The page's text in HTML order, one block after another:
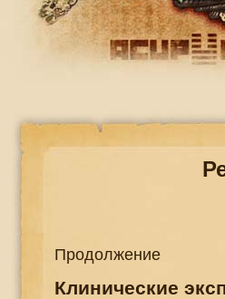
Продолжение
Клинические